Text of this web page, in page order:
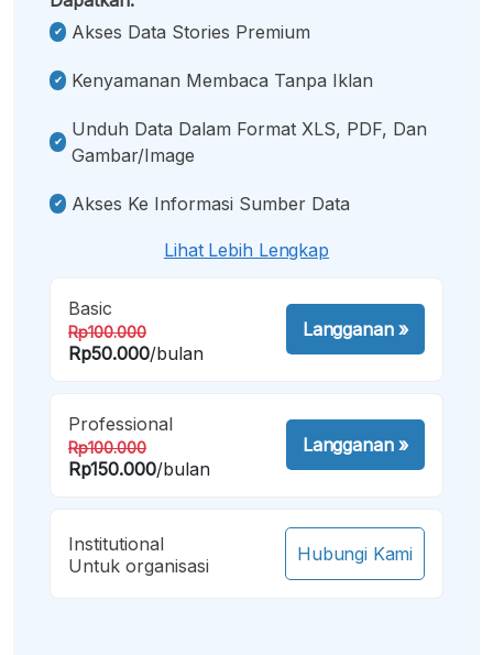
Akses Data Stories Premium
Kenyamanan Membaca Tanpa Iklan
Unduh Data Dalam Format XLS, PDF, Dan
Gambar/image
Akses Ke Informasi Sumber Data
Lihat Lebih Lengkap
Basic
Rp100.000
Rp50.000/bulan
Langganan»
Professional
Rp100.000
Rp150.000/bulan
Langganan»
Institutional
Untuk organisasi
Hubungi Kami